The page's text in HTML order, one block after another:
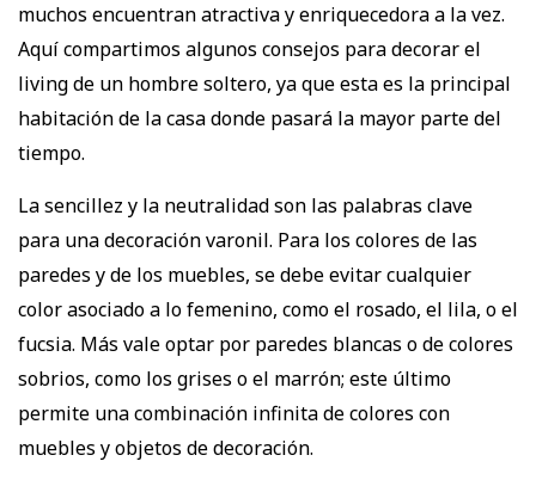
muchos encuentran atractiva y enriquecedora a la vez.
Aquí compartimos algunos consejos para decorar el
living de un hombre soltero, ya que esta es la principal
habitación de la casa donde pasará la mayor parte del
tiempo.
La sencillez y la neutralidad son las palabras clave
para una decoración varonil. Para los colores de las
paredes y de los muebles, se debe evitar cualquier
color asociado a lo femenino, como el rosado, el lila, o el
fucsia. Más vale optar por paredes blancas o de colores
sobrios, como los grises o el marrón; este último
permite una combinación infinita de colores con
muebles y objetos de decoración.